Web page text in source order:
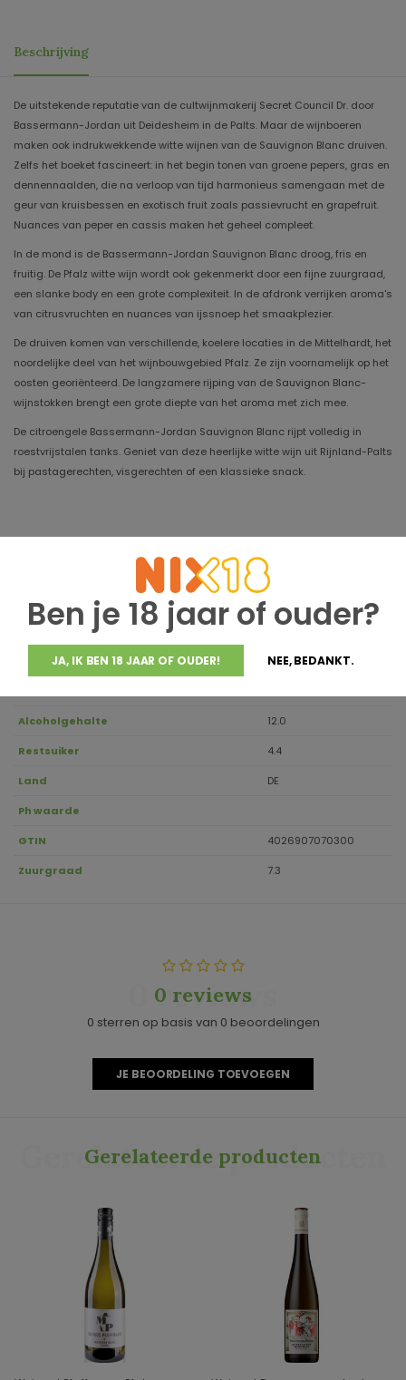
Ben je 18 jaar of ouder?
JA, IK BEN 18 JAAR OF OUDER! NEE, BEDANKT.
Beschrijving
De uitstekende reputatie van de cultwijnmakerij Secret Council Dr. door
Bassermann-Jordan uit Deidesheim in de Palts. Maar de wijnboeren
maken ook indrukwekkende witte wijnen van de Sauvignon Blanc druiven.
Zelfs het boeket fascineert: in het begin tonen van groene pepers, gras en
dennennaalden, die na verloop van tijd harmonieus samengaan met de
geur van kruisbessen en exotisch fruit zoals passievrucht en grapefruit.
Nuances van peper en cassis maken het geheel compleet.
In de mond is de Bassermann-Jordan Sauvignon Blanc droog, fris en
fruitig. De Pfalz witte wijn wordt ook gekenmerkt door een fijne zuurgraad,
een slanke body en een grote complexiteit. In de afdronk verrijken aroma's
van citrusvruchten en nuances van ijssnoep het smaakplezier.
De druiven komen van verschillende, koelere locaties in de Mittelhardt, het
noordelijke deel van het wijnbouwgebied Pfalz. Ze zijn voornamelijk op het
oosten georiënteerd. De langzamere rijping van de Sauvignon Blanc-
wijnstokken brengt een grote diepte van het aroma met zich mee.
De citroengele Bassermann-Jordan Sauvignon Blanc rijpt volledig in
roestvrijstalen tanks. Geniet van deze heerlijke witte wijn uit Rijnland-Palts
bij pastagerechten, visgerechten of een klassieke snack.
Jaargang 2025
2028
Druivensoort Sauvignon Blanc
Aanbevolen drinktemperatuur 8-10
Alcoholgehalte 12.0
Restsuiker 4.4
Land DE
Ph waarde
GTIN 4026907070300
Zuurgraad 7.3
0 reviews
0 reviews
0 sterren op basis van 0 beoordelingen
JE BEOORDELING TOEVOEGEN
Gerelateerde producten
Gerelateerde producten